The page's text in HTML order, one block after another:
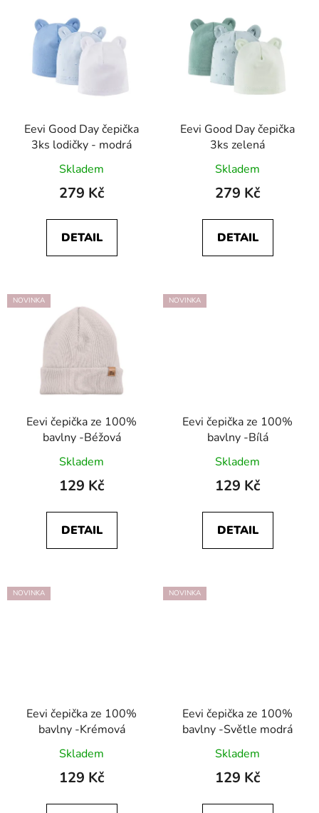
Eevi Good Day čepička
3ks lodičky - modrá
Skladem
279 Kč
DETAIL
Eevi Good Day čepička
3ks zelená
Skladem
279 Kč
DETAIL
NOVINKA
Eevi čepička ze 100%
bavlny -Béžová
Skladem
129 Kč
DETAIL
NOVINKA
Eevi čepička ze 100%
bavlny -Bílá
Skladem
129 Kč
DETAIL
NOVINKA
Eevi čepička ze 100%
bavlny -Krémová
Skladem
129 Kč
NOVINKA
Eevi čepička ze 100%
bavlny -Světle modrá
Skladem
129 Kč